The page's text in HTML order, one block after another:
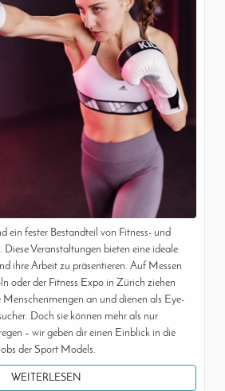
ein fester Bestandteil von Fitness- und
Diese Veranstaltungen bieten eine ideale
ihre Arbeit zu präsentieren. Auf Messen
oder der Fitness Expo in Zürich ziehen
an und dienen als Eye-
Doch sie können mehr als nur
– wir geben dir einen Einblick in die
der Sport Models.
WEITERLESEN